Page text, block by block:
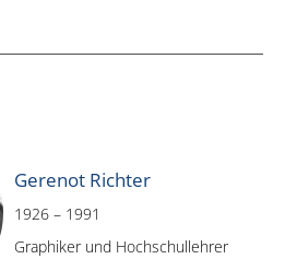
Gerenot Richter
1926 – 1991
Graphiker und Hochschullehrer